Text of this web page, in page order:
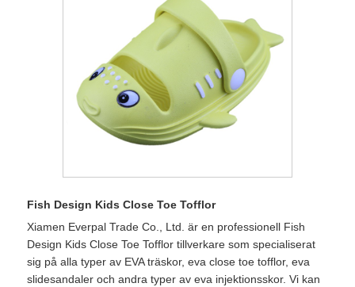
Fish Design Kids Close Toe Tofflor
Xiamen Everpal Trade Co., Ltd. är en professionell Fish
Design Kids Close Toe Tofflor tillverkare som specialiserat
sig på alla typer av EVA träskor, eva close toe tofflor, eva
slidesandaler och andra typer av eva injektionsskor. Vi kan